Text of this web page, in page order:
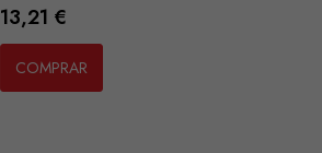
Preço
13,21 €
COMPRAR